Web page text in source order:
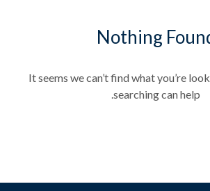
Nothing
It seems we can’t find what you’re
searching can help.